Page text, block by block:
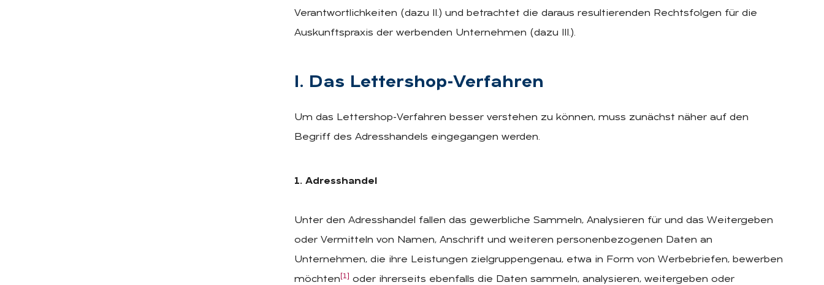
Verantwortlichkeiten (dazu II.) und betrachtet die daraus resultierenden Rechtsfolgen für die
Auskunftspraxis der werbenden Unternehmen (dazu III.).
I. Das Let­ter­shop-Ver­fah­ren
Um das Lettershop-Verfahren besser verstehen zu können, muss zunächst näher auf den
Begriff des Adresshandels eingegangen werden.
1. Adresshandel
Unter den Adresshandel fallen das gewerbliche Sammeln, Analysieren für und das Weitergeben
oder Vermitteln von Namen, Anschrift und weiteren personenbezogenen Daten an
Unternehmen, die ihre Leistungen zielgruppengenau, etwa in Form von Werbebriefen, bewerben
möchten [1]
oder ihrerseits ebenfalls die Daten sammeln, analysieren, weitergeben oder